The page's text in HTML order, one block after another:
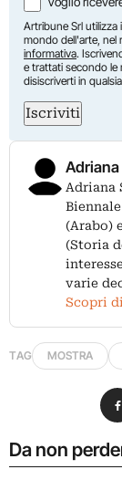
Artribune Srl
mondo dell'arte, nel
informativa.
e trattati secondo le
disiscriverti in
Iscriviti
Adriana
(Arabo)
(Storia
varie
Scopri
TAG MOSTRA
Da non